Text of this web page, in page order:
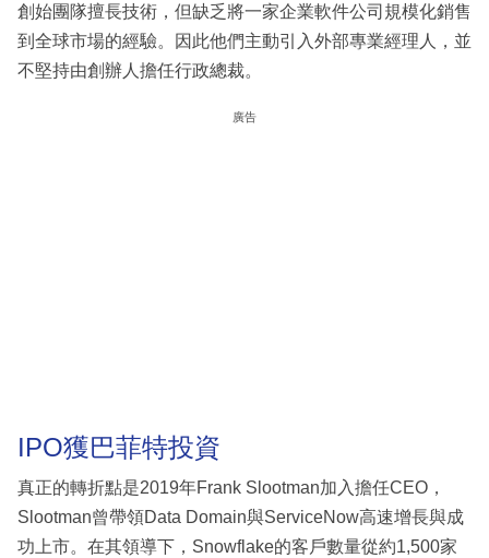
創始團隊擅長技術，但缺乏將一家企業軟件公司規模化銷售
到全球市場的經驗。因此他們主動引入外部專業經理人，並
不堅持由創辦人擔任行政總裁。
廣告
IPO獲巴菲特投資
真正的轉折點是2019年Frank Slootman加入擔任CEO，
Slootman曾帶領Data Domain與ServiceNow高速增長與成
功上市。在其領導下，Snowflake的客戶數量從約1,500家